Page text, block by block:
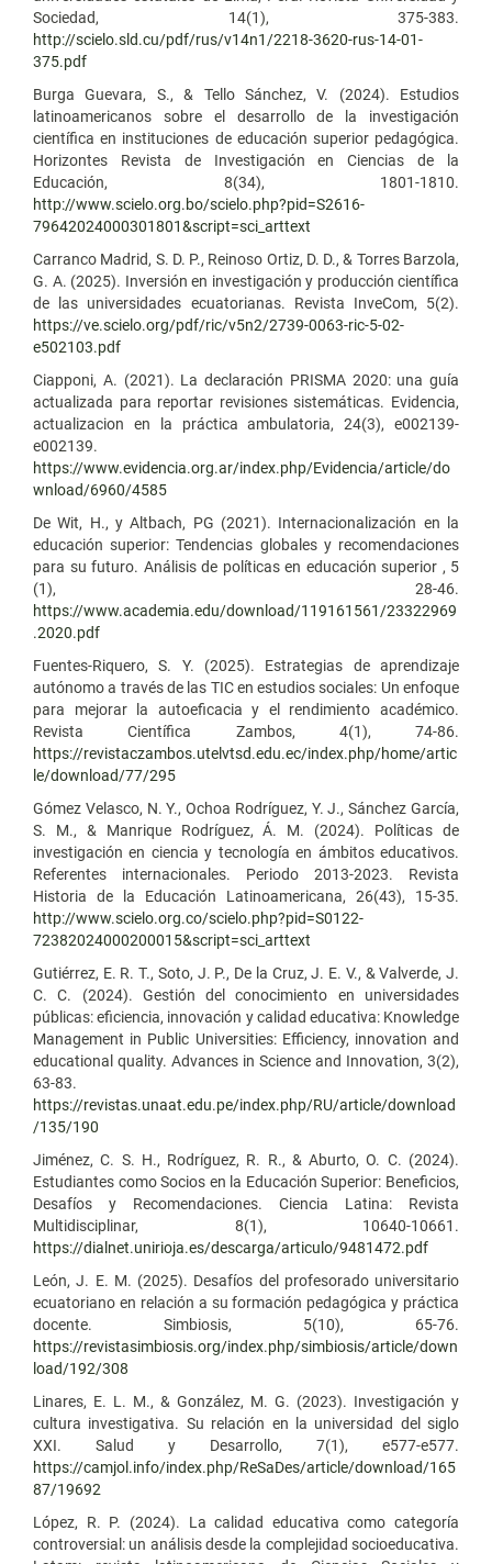
Sociedad, 14(1), 375-383.
http://scielo.sld.cu/pdf/rus/v14n1/2218-3620-rus-14-01-
375.pdf
Burga Guevara, S., & Tello Sánchez, V. (2024). Estudios
latinoamericanos sobre el desarrollo de la investigación
científica en instituciones de educación superior pedagógica.
Horizontes Revista de Investigación en Ciencias de la
Educación, 8(34), 1801-1810.
http://www.scielo.org.bo/scielo.php?pid=S2616-
79642024000301801&script=sci_arttext
Carranco Madrid, S. D. P., Reinoso Ortiz, D. D., & Torres Barzola,
G. A. (2025). Inversión en investigación y producción científica
de las universidades ecuatorianas. Revista InveCom, 5(2).
https://ve.scielo.org/pdf/ric/v5n2/2739-0063-ric-5-02-
e502103.pdf
Ciapponi, A. (2021). La declaración PRISMA 2020: una guía
actualizada para reportar revisiones sistemáticas. Evidencia,
actualizacion en la práctica ambulatoria, 24(3), e002139-
e002139.
https://www.evidencia.org.ar/index.php/Evidencia/article/do
wnload/6960/4585
De Wit, H., y Altbach, PG (2021). Internacionalización en la
educación superior: Tendencias globales y recomendaciones
para su futuro. Análisis de políticas en educación superior , 5
(1), 28-46.
https://www.academia.edu/download/119161561/23322969
.2020.pdf
Fuentes-Riquero, S. Y. (2025). Estrategias de aprendizaje
autónomo a través de las TIC en estudios sociales: Un enfoque
para mejorar la autoeficacia y el rendimiento académico.
Revista Científica Zambos, 4(1), 74-86.
https://revistaczambos.utelvtsd.edu.ec/index.php/home/artic
le/download/77/295
Gómez Velasco, N. Y., Ochoa Rodríguez, Y. J., Sánchez García,
S. M., & Manrique Rodríguez, Á. M. (2024). Políticas de
investigación en ciencia y tecnología en ámbitos educativos.
Referentes internacionales. Periodo 2013-2023. Revista
Historia de la Educación Latinoamericana, 26(43), 15-35.
http://www.scielo.org.co/scielo.php?pid=S0122-
72382024000200015&script=sci_arttext
Gutiérrez, E. R. T., Soto, J. P., De la Cruz, J. E. V., & Valverde, J.
C. C. (2024). Gestión del conocimiento en universidades
públicas: eficiencia, innovación y calidad educativa: Knowledge
Management in Public Universities: Efficiency, innovation and
educational quality. Advances in Science and Innovation, 3(2),
63-83.
https://revistas.unaat.edu.pe/index.php/RU/article/download
/135/190
Jiménez, C. S. H., Rodríguez, R. R., & Aburto, O. C. (2024).
Estudiantes como Socios en la Educación Superior: Beneficios,
Desafíos y Recomendaciones. Ciencia Latina: Revista
Multidisciplinar, 8(1), 10640-10661.
https://dialnet.unirioja.es/descarga/articulo/9481472.pdf
León, J. E. M. (2025). Desafíos del profesorado universitario
ecuatoriano en relación a su formación pedagógica y práctica
docente. Simbiosis, 5(10), 65-76.
https://revistasimbiosis.org/index.php/simbiosis/article/down
load/192/308
Linares, E. L. M., & González, M. G. (2023). Investigación y
cultura investigativa. Su relación en la universidad del siglo
XXI. Salud y Desarrollo, 7(1), e577-e577.
https://camjol.info/index.php/ReSaDes/article/download/165
87/19692
López, R. P. (2024). La calidad educativa como categoría
controversial: un análisis desde la complejidad socioeducativa.